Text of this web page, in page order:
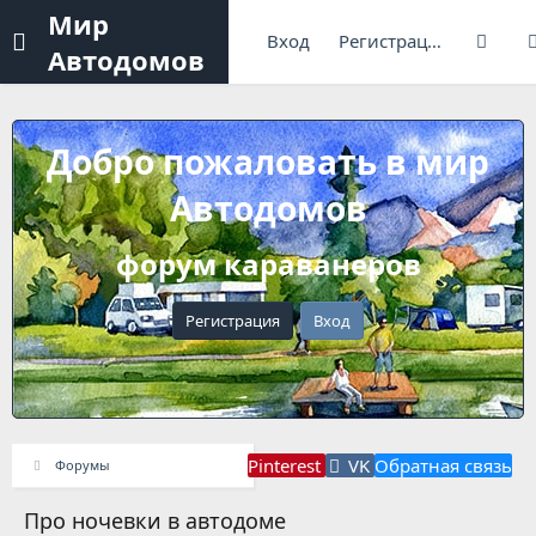
Мир
Автодомов
Вход Регистрация
Добро пожаловать в мир
Автодомов
форум караванеров
Регистрация Вход
Форумы Pinterest VK Обратная связь
Про ночевки в автодоме